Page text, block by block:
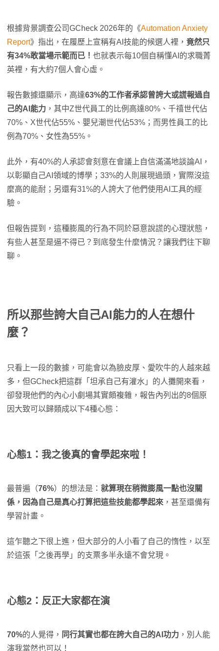
根據背景調查公司GCheck 2026年的《Automation Anxiety
Report》指出，在履歷上宣稱有AI技能的候選人裡， 竟然只
有34%敢當場示範而已！ 也就表示每10個自稱懂AI的求職菁
英裡，有大約7個人會心虛。
報告數據還顯示，高達63%的工作者承認曾誇大或謊報過自
己的AI能力 ，其中Z世代員工的比例高達80%、千禧世代佔
70%、X世代佔55%、嬰兒潮世代佔53%；而男性員工的比
例為70%、女性為55%。
此外，有40%的人承認會刻意在會議上自信滿滿地談論AI，
以彰顯自己AI領域的博學；33%的人則展現過頭，實際沒這
麼高的能耐；另還有31%的人誇大了他們使用AI工具的經
驗。
但報告提到，這種膨風的行為不同於惡意說謊的心理狀態，
有些人甚至是逼不得已？到底發生什麼情況？讓我們往下聊
聊。
所以那些誇大自己AI能力的人在想什
麼？
只看上一段的數據，可能會以為臉皮厚、愛吹牛的人越來越
多，但GCheck把這群「坦承自己有灌水」的人攤開來看，
卻發現他們的內心小劇場其實頗複雜，報告內列出的8個原
因大致可以歸類成以下4種心態：
心態1：我之後真的會學起來啦！
最普遍（76%）的想法是： 就算現在稍微膨風一點也沒關
係，因為自己是真心打算把這些技能都學起來 ，甚至還備有
學習計畫。
這乍聽之下很上進，但大部分的人小看了自己的惰性，以至
於這張「之後再學」的支票多半永遠不會兌現。
心態2：反正大家都在演
70%的人覺得， 同行其實也都在誇大自己的AI功力 ，別人能
演我當然也可以！